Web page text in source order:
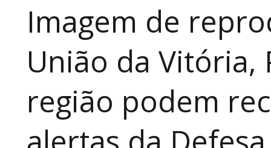
Imagem de
União da Vitória,
região podem